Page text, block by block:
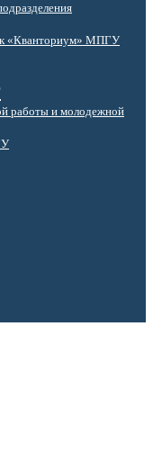
«Кванториум» МПГУ
работы и молодежной